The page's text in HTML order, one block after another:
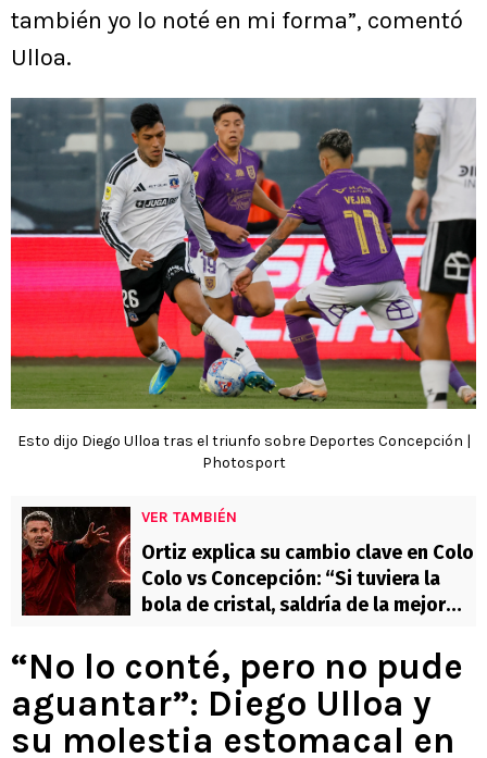
también yo lo noté en mi forma”, comentó
Ulloa.
Esto dijo Diego Ulloa tras el triunfo sobre Deportes Concepción |
Photosport
VER TAMBIÉN
Ortiz explica su cambio clave en Colo
Colo vs Concepción: “Si tuviera la
bola de cristal, saldría de la mejor
“No lo conté, pero no pude
aguantar”: Diego Ulloa y
su molestia estomacal en